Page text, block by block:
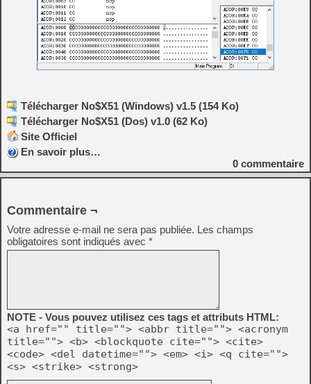
Télécharger No$X51 (Windows) v1.5 (154 Ko)
Télécharger No$X51 (Dos) v1.0 (62 Ko)
Site Officiel
En savoir plus…
0 commentaire
Commentaire ¬
Votre adresse e-mail ne sera pas publiée. Les champs
obligatoires sont indiqués avec *
NOTE - Vous pouvez utilisez ces tags et attributs HTML:
<a href="" title=""> <abbr title=""> <acronym
title=""> <b> <blockquote cite=""> <cite>
<code> <del datetime=""> <em> <i> <q cite="">
<s> <strike> <strong>